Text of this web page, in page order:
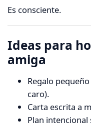
Es consciente.
Ideas para
amiga
Regalo
caro).
Carta escrita a
Plan intencional